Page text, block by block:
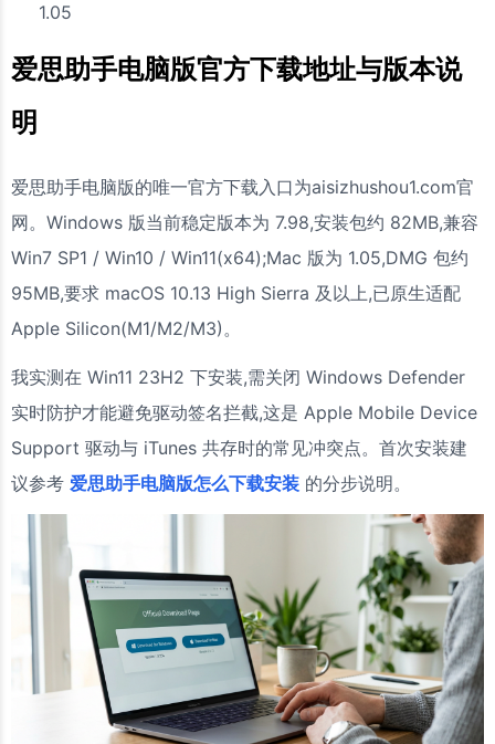
1.05
爱思助手电脑版官方下载地址与版本说
明
爱思助手电脑版的唯一官方下载入口为aisizhushou1.com官
网。Windows 版当前稳定版本为 7.98,安装包约 82MB,兼容
Win7 SP1 / Win10 / Win11(x64);Mac 版为 1.05,DMG 包约
95MB,要求 macOS 10.13 High Sierra 及以上,已原生适配
Apple Silicon(M1/M2/M3)。
我实测在 Win11 23H2 下安装,需关闭 Windows Defender
实时防护才能避免驱动签名拦截,这是 Apple Mobile Device
Support 驱动与 iTunes 共存时的常见冲突点。首次安装建
议参考 爱思助手电脑版怎么下载安装 的分步说明。